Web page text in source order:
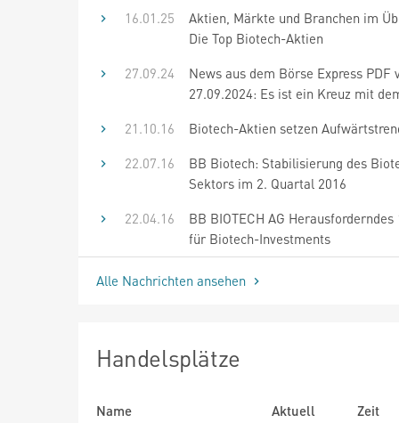
16.01.25
Aktien, Märkte und Branchen im
Die Top Biotech-Aktien
27.09.24
News aus dem Börse Express PDF
27.09.2024: Es ist ein Kreuz mit
21.10.16
Biotech-Aktien setzen
22.07.16
BB Biotech: Stabilisierung des
Sektors im 2. Quartal 2016
22.04.16
BB BIOTECH AG
für Biotech-Investments
Alle Nachrichten ansehen
Handelsplätze
Name Aktuell
Zeit